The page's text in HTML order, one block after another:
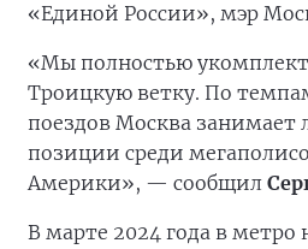
«Единой России», мэр
«Мы полностью
Троицкую ветку. По
поездов Москва
позиции среди
Америки», — сообщил
В марте 2024 года в метро